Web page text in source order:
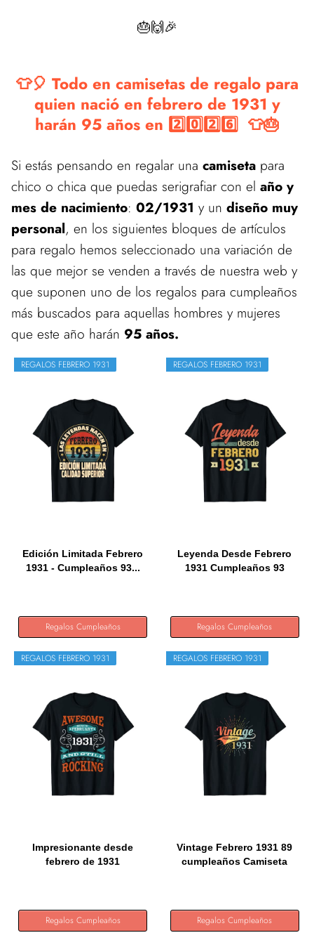
🎂🙌🎉
👕🎈 Todo en camisetas de regalo para
quien nació en febrero de 1931 y
harán 95 años en 2️⃣0️⃣2️⃣6️⃣ 👕🎂
Si estás pensando en regalar una camiseta para
chico o chica que puedas serigrafiar con el año y
mes de nacimiento: 02/1931 y un diseño muy
personal, en los siguientes bloques de artículos
para regalo hemos seleccionado una variación de
las que mejor se venden a través de nuestra web y
que suponen uno de los regalos para cumpleaños
más buscados para aquellas hombres y mujeres
que este año harán 95 años.
REGALOS FEBRERO 1931
Edición Limitada Febrero
1931 - Cumpleaños 93...
Regalos Cumpleaños
REGALOS FEBRERO 1931
Leyenda Desde Febrero
1931 Cumpleaños 93
Regalos Cumpleaños
REGALOS FEBRERO 1931
Impresionante desde
febrero de 1931
Regalos Cumpleaños
REGALOS FEBRERO 1931
Vintage Febrero 1931 89
cumpleaños Camiseta
Regalos Cumpleaños